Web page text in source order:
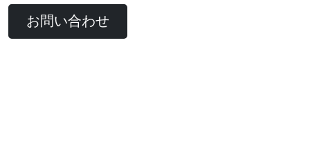
お問い合わせ